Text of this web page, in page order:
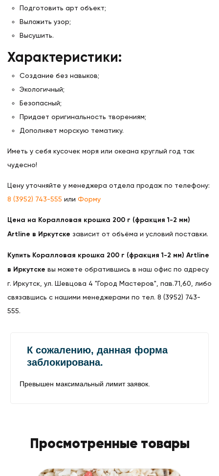
Подготовить арт объект;
Выложить узор;
Высушить.
Характеристики:
Создание без навыков;
Экологичный;
Безопасный;
Придает оригинальность творениям;
Дополняет морскую тематику.
Иметь у себя кусочек моря или океана круглый год так
чудесно!
Цену уточняйте у менеджера отдела продаж по телефону:
8 (3952) 743-555 или Форму
Цена на Коралловая крошка 200 г (фракция 1-2 мм)
Artline в Иркутске зависит от объёма и условий поставки.
Купить Коралловая крошка 200 г (фракция 1-2 мм) Artline
в Иркутске вы можете обратившись в наш офис по адресу
г. Иркутск, ул. Шевцова 4 "Город Мастеров", пав.71,60, либо
связавшись с нашими менеджерами по тел. 8 (3952) 743-
555.
Просмотренные товары